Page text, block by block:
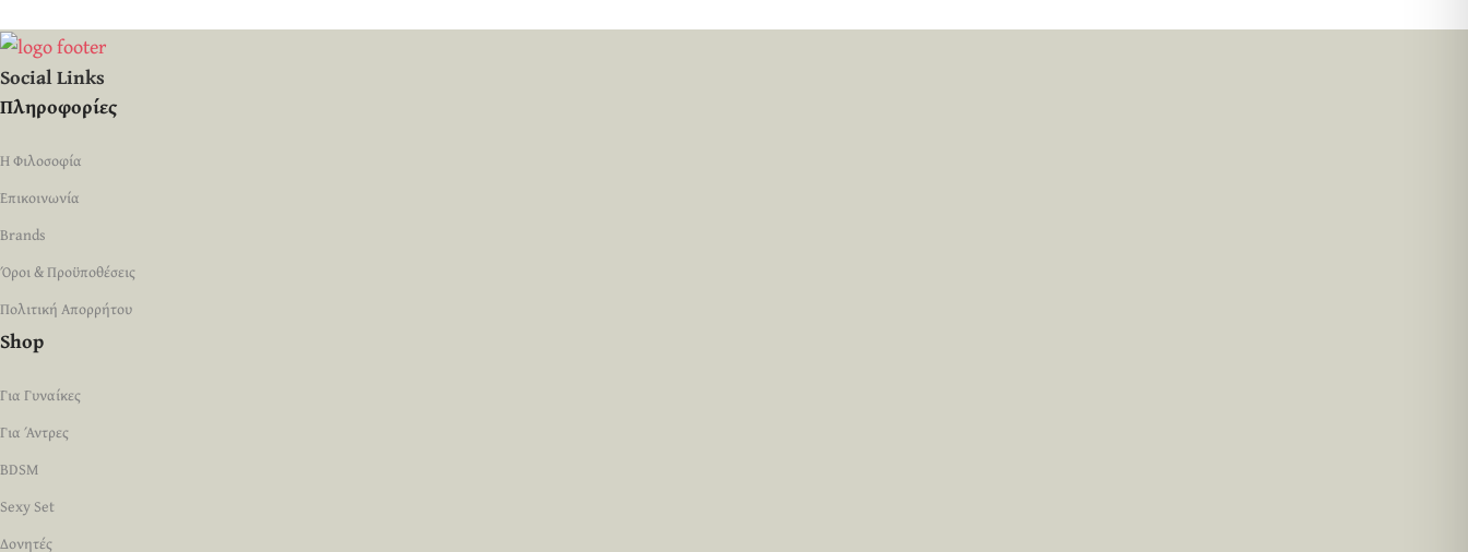
Social Links
Πληροφορίες
Η Φιλοσοφία
Επικοινωνία
Brands
Όροι & Προϋποθέσεις
Πολιτική Απορρήτου
Shop
Για Γυναίκες
Για Άντρες
BDSM
Sexy Set
Δονητές